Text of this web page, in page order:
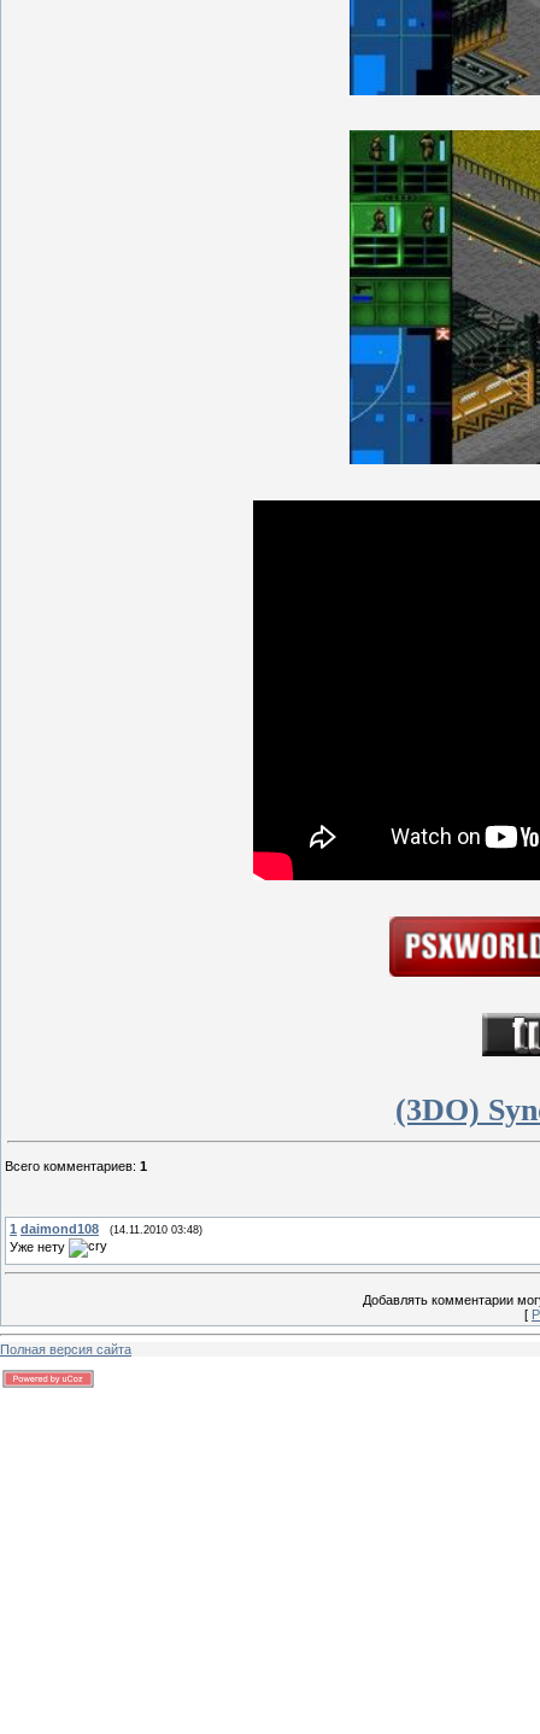
(3DO)
Всего комментариев: 1
1 daimond108 (14.11.2010 03:48)
Уже нету
Добавлять комментарии
[
Полная версия сайта